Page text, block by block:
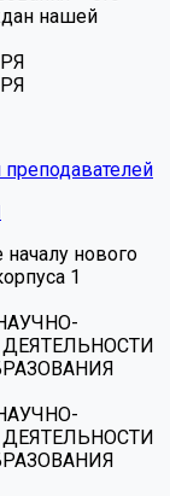
нашей
нового
1